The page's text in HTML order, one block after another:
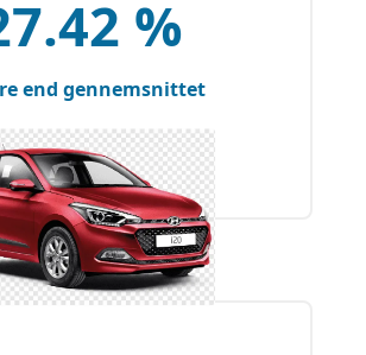
%
end gennemsnittet